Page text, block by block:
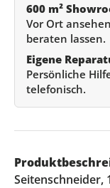
600 m²
Vor Ort
beraten lassen.
Eigene
Persönliche
telefonisch.
Seitenschneider,